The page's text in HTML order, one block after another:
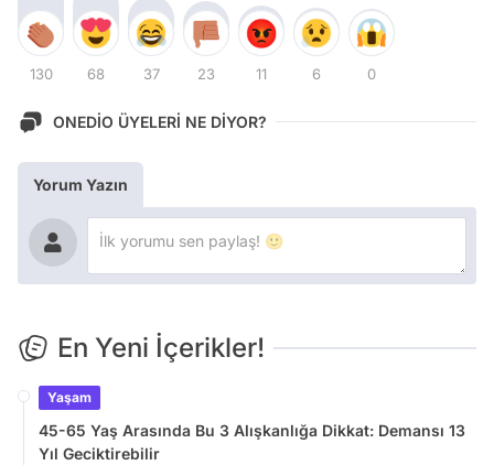
130 68 37 23 11 6 0
ONEDİO ÜYELERİ NE DİYOR?
Yorum Yazın
En Yeni İçerikler!
Yaşam
45-65 Yaş Arasında Bu 3 Alışkanlığa Dikkat: Demansı 13
Yıl Geciktirebilir